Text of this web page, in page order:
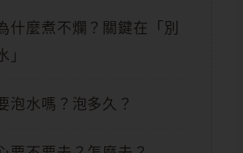
什麼煮不爛？關鍵在「別
」
泡水嗎？泡多久？